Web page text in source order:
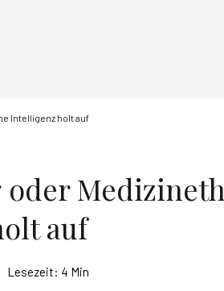
Intelligenz holt auf
oder
auf
Lesezeit: 4 Min